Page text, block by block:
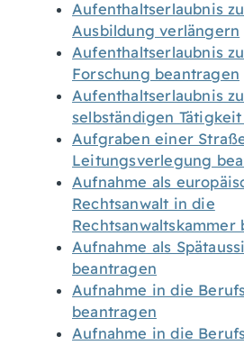
Aufenthaltserlaubnis
Ausbildung verlängern
Aufenthaltserlaubnis
Forschung beantragen
Aufenthaltserlaubnis
selbständigen
Aufgraben einer
Leitungsverlegung
Aufnahme als
Rechtsanwalt in die
Rechtsanwaltskammer
Aufnahme als
beantragen
Aufnahme in die
beantragen
Aufnahme in die